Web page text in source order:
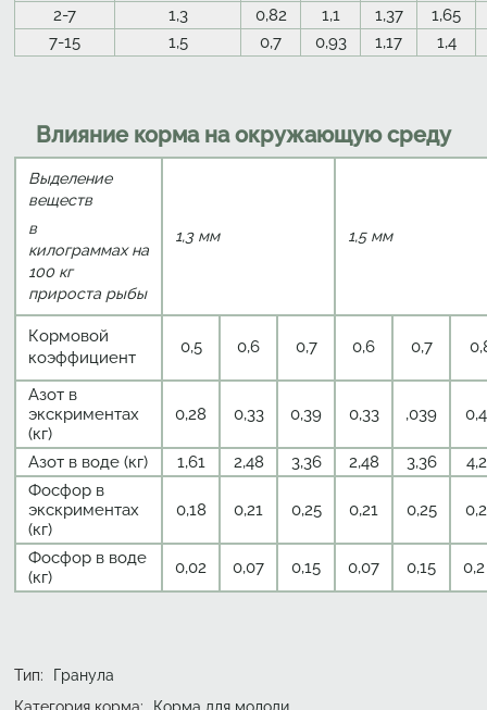
2-7 1,3 0,82 1,1 1,37
1,65
7-15
1,5 0,7 0,93 1,17 1,4
Влияние корма на окружающую среду
Выделение
веществ
в
килограммах на
100 кг
прироста рыбы
1,3 мм 1,5 мм
Кормовой
коэффициент
0,5 0,6 0,7 0,6 0,7
Азот в
экскриментах
(кг)
0,28 0,33 0,39 0,33 ,039
Азот в воде (кг) 1,61 2,48 3,36 2,48 3,36
Фосфор в
экскриментах
(кг)
0,18 0,21 0,25 0,21 0,25
Фосфор в воде
(кг)
0,02 0,07 0,15 0,07 0,15 0,2
Тип:
Гранула
Категория корма:
Корма для молоди